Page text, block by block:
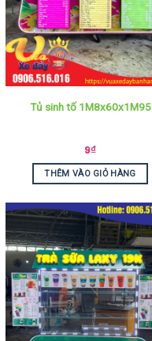
Tủ sinh tố 1M8x60x1M95
9₫
THÊM VÀO GIỎ HÀNG